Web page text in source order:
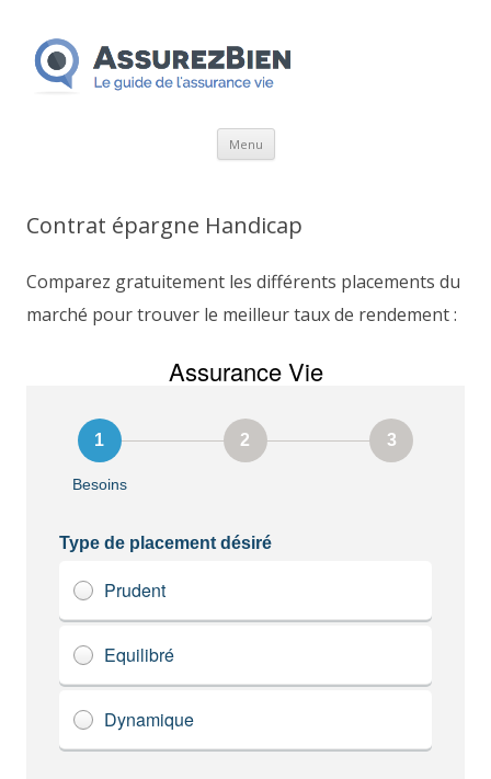
Menu Aller
Contrat épargne Handicap
Comparez gratuitement les différents placements du
marché pour trouver le meilleur taux de rendement :